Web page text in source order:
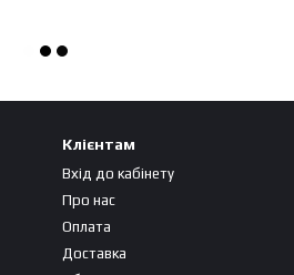
Клієнтам
Вхід до кабінету
Про нас
Оплата
Доставка